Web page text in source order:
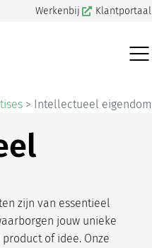
Werkenbij Klantportaal
> Intellectueel eigendom
zijn van essentieel
jouw unieke
of idee. Onze